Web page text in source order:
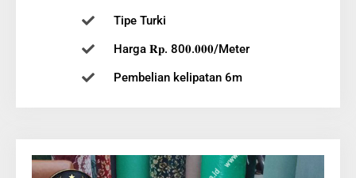
Tipe Turki
Harga 𝐑𝐩. 80𝟎.𝟎𝟎𝟎/Meter
Pembelian kelipatan 6m